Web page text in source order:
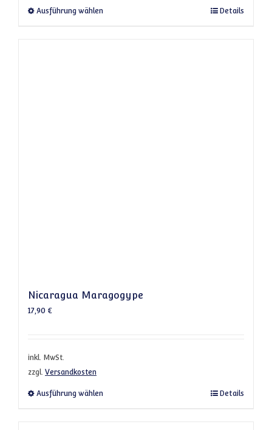
Ausführung wählen Dieses Produkt weist mehrere Varianten
Details
Nicaragua Maragogype
17,90 €
inkl. MwSt.
zzgl. Versandkosten
Ausführung wählen Dieses Produkt weist mehrere Varianten
Details